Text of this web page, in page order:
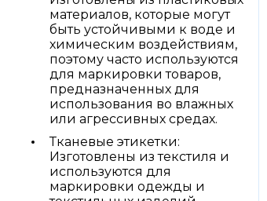
материалов, которые могут
быть устойчивыми к воде и
химическим воздействиям,
поэтому часто используются
для маркировки товаров,
предназначенных для
использования во влажных
или агрессивных средах.
Тканевые этикетки:
Изготовлены из текстиля и
используются для
маркировки одежды и